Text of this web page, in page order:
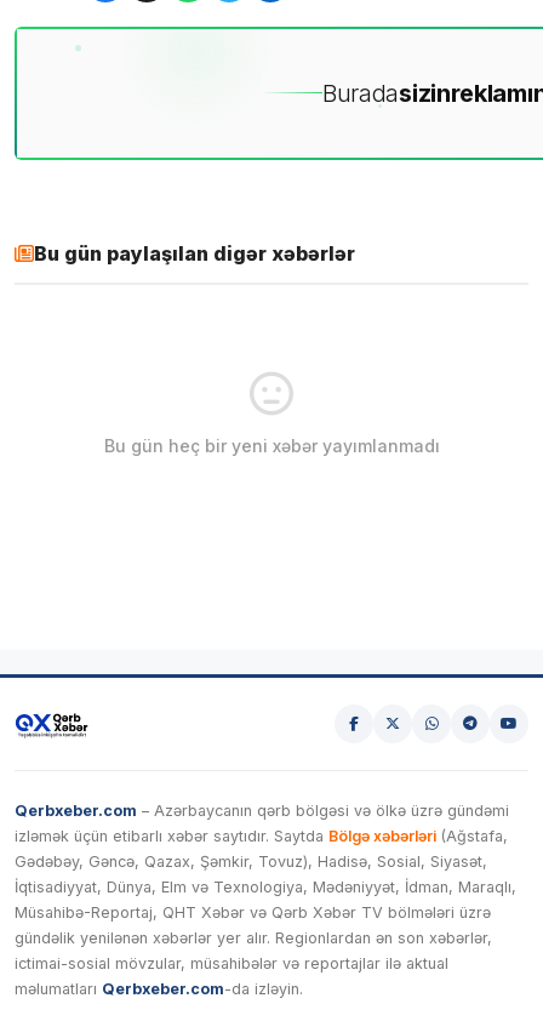
Buradasizin
Bu gün paylaşılan digər xəbərlər
Bu gün heç bir yeni xəbər yayımlanmadı
Qerbxeber.com – Azərbaycanın qərb bölgəsi və ölkə üzrə gündəmi
izləmək üçün etibarlı xəbər saytıdır. Saytda Bölgə xəbərləri (Ağstafa,
Gədəbəy, Gəncə, Qazax, Şəmkir, Tovuz), Hadisə, Sosial, Siyasət,
İqtisadiyyat, Dünya, Elm və Texnologiya, Mədəniyyət, İdman, Maraqlı,
Müsahibə-Reportaj, QHT Xəbər və Qərb Xəbər TV bölmələri üzrə
gündəlik yenilənən xəbərlər yer alır. Regionlardan ən son xəbərlər,
ictimai-sosial mövzular, müsahibələr və reportajlar ilə aktual
məlumatları Qerbxeber.com-da izləyin.